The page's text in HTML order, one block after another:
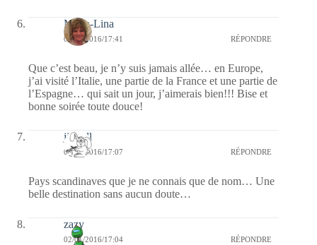
Maria-Lina
02/01/2016/17:41 RÉPONDRE
Que c’est beau, je n’y suis jamais allée… en Europe,
j’ai visité l’Italie, une partie de la France et une partie de
l’Espagne… qui sait un jour, j’aimerais bien!!! Bise et
bonne soirée toute douce!
jill bill
02/01/2016/17:07 RÉPONDRE
Pays scandinaves que je ne connais que de nom… Une
belle destination sans aucun doute…
zazy
02/01/2016/17:04 RÉPONDRE